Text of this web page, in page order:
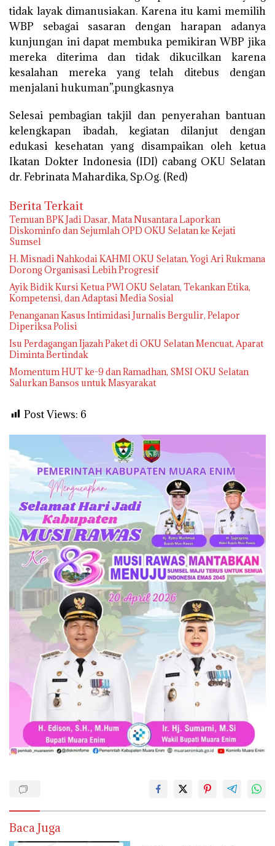
tidak layak dimanusiakan. Karena itu kami memilih
WBP sebagai sasaran dengan harapan adanya
kunjungan ini dapat membuka pemikiran WBP jika
mereka diterima dan tidak dikucilkan karena
kesalahan mereka yang telah ditebus dengan
menjalani hukuman”,pungkasnya
Selesai pembagian takjil dan penyerahan bantuan
kelengkapan ibadah, kegiatan dilanjut dengan
edukasi kesehatan yang disampaikan oleh ketua
Ikatan Dokter Indonesia (IDI) cabang OKU Selatan
dr. Febrinata Mahardika, Sp.Og. (Red)
Berita Terkait
Temuan BPK Jadi Dasar, Mata Nusantara Laporkan
Diskominfo dan Sejumlah OPD OKU Selatan ke Kejati
Sumsel
H. Misnadi Nahkodai KAHMI OKU Selatan, Yogi Ari Rukmana
Dorong Organisasi Lebih Progresif
Ayik Bidik Kursi Ketua PWI OKU Selatan, Tekankan Etika,
Kompetensi, dan Adaptasi Media Sosial
Penanganan Kasus Intimidasi Jurnalis Bergulir, Pelapor
Diperiksa Polisi
Isu Perdagangan Ijazah Paket di OKU Selatan Mencuat, Aparat
Diminta Bertindak
Momentum HUT ke-9 dan Ramadhan, SMSI OKU Selatan
Salurkan Bansos untuk Masyarakat
Post Views: 6
Baca Juga